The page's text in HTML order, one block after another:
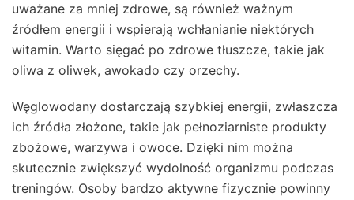
uważane za mniej zdrowe, są również ważnym
źródłem energii i wspierają wchłanianie niektórych
witamin. Warto sięgać po zdrowe tłuszcze, takie jak
oliwa z oliwek, awokado czy orzechy.
Węglowodany dostarczają szybkiej energii, zwłaszcza
ich źródła złożone, takie jak pełnoziarniste produkty
zbożowe, warzywa i owoce. Dzięki nim można
skutecznie zwiększyć wydolność organizmu podczas
treningów. Osoby bardzo aktywne fizycznie powinny